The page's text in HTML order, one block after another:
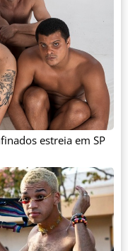
estreia em SP